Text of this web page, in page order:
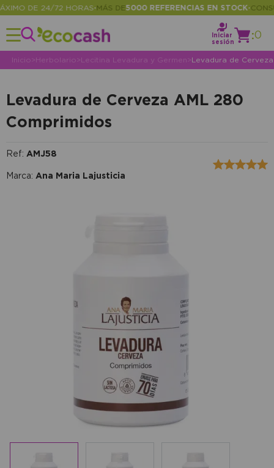
DE 24/72 HORAS •MÁS DE 5000 REFERENCIAS EN STOCK•
Iniciar
sesión
:0
Inicio>Herbolario>Lecitina Levadura y Germen>Levadura de
Levadura de Cerveza AML 280
Comprimidos
Ref: AMJ58
Marca: Ana Maria Lajusticia